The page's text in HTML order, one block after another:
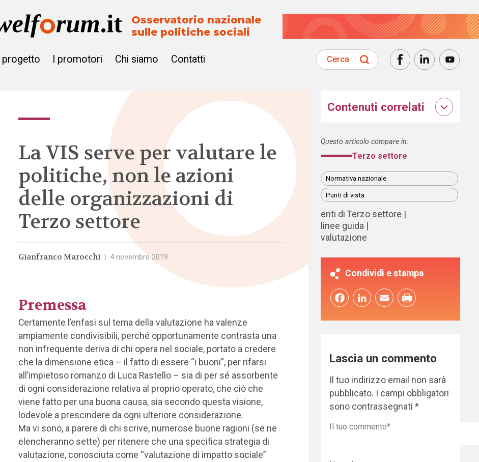
Osservatorio nazionale
sulle politiche sociali
Il progetto I promotori Chi siamo Contatti Cerca
La VIS serve per valutare le
politiche, non le azioni
delle organizzazioni di
Terzo settore
Gianfranco Marocchi 4 novembre 2019
Premessa
Certamente l’enfasi sul tema della valutazione ha valenze
ampiamente condivisibili, perché opportunamente contrasta una
non infrequente deriva di chi opera nel sociale, portato a credere
che la dimensione etica – il fatto di essere “i buoni”, per rifarsi
all’impietoso romanzo di Luca Rastello – sia di per sé assorbente
di ogni considerazione relativa al proprio operato, che ciò che
viene fatto per una buona causa, sia secondo questa visione,
lodevole a prescindere da ogni ulteriore considerazione.
Ma vi sono, a parere di chi scrive, numerose buone ragioni (se ne
elencheranno sette) per ritenere che una specifica strategia di
valutazione, conosciuta come “valutazione di impatto sociale”
Contenuti correlati
Questo articolo compare in:
Terzo settore
Normativa nazionale
Punti di vista
enti di Terzo settore
linee guida
valutazione
Condividi e stampa
FacebookLinkedInEmail
Lascia un commento
Il tuo indirizzo email non sarà
pubblicato. I campi obbligatori
sono contrassegnati*